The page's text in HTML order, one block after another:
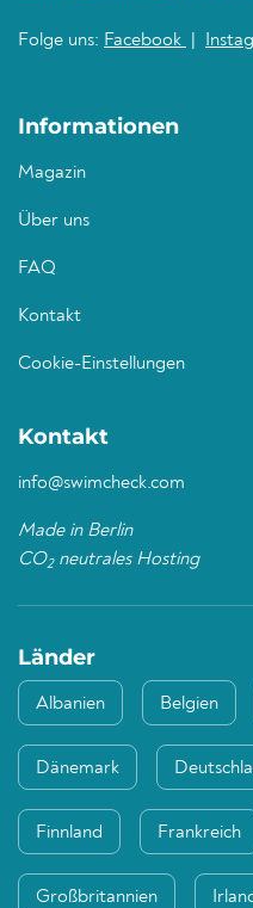
Folge uns: Facebook
Informationen
Magazin
Über uns
FAQ
Kontakt
Cookie-Einstellungen
Kontakt
info@swimcheck.com
Made in Berlin
CO2neutrales Hosting
Länder
Albanien Belgien
Dänemark
Finnland Frankreich
Großbritannien